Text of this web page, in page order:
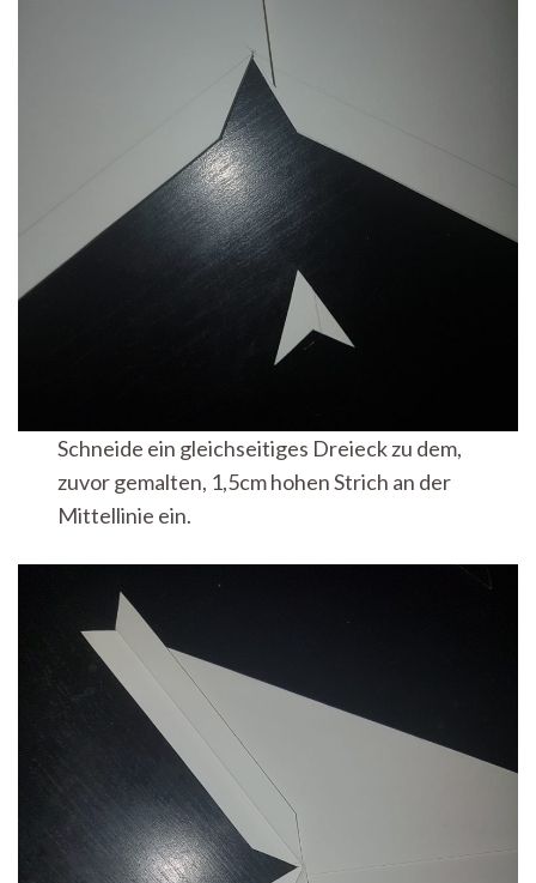
Schneide ein gleichseitiges Dreieck zu dem,
zuvor gemalten, 1,5cm hohen Strich an der
Mittellinie ein.